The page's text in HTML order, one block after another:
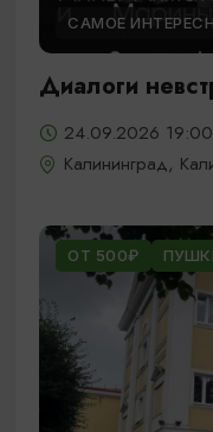
САМОЕ
Диалоги
24.09.2026 19:00
Калининград,
ОТ 500₽